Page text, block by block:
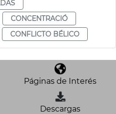
CONCENTRACIÓ
CONFLICTO BÉLICO
Páginas de Interés
Descargas